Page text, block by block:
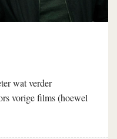
wat verder
vorige films (hoewel